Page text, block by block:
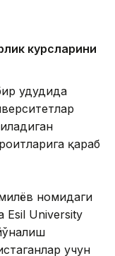
курсларини
ҳудудида
қараб
номидаги
Esil University
учун